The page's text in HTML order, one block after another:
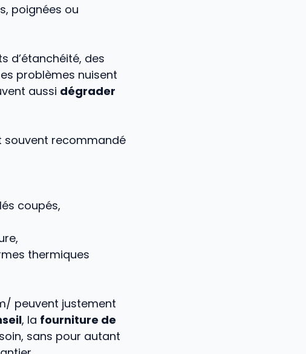
poignées ou
d’étanchéité, des
problèmes nuisent
aussi dégrader
souvent recommandé
coupés,
thermiques
peuvent justement
, la fourniture de
sans pour autant